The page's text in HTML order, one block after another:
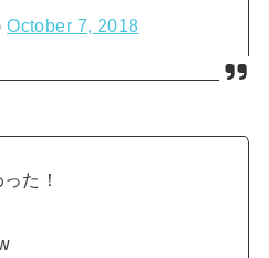
October 7, 2018
た！